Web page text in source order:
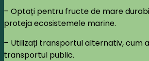
– Optați pentru fructe de mare
proteja ecosistemele marine.
– Utilizați transportul alternativ, cum
transportul public.